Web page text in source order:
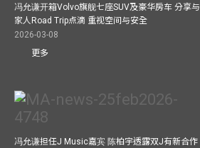
冯允谦开箱Volvo旗舰七座SUV及豪华房车 分享与
家人Road Trip点滴 重视空间与安全
2026-03-08
更多
冯允谦担任J Music嘉宾 陈柏宇透露双J有新合作